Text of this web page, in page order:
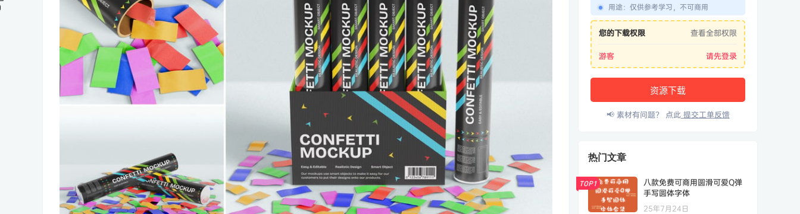
用途： 仅供参考学习，不可商用
您的下载权限 查看全部权限
游客 请先登录
资源下载
📢 素材有问题？ 点此提交工单反馈
热门文章
TOP1
八款免费可商用圆滑可爱Q弹
手写圆体字体
25年7月24日